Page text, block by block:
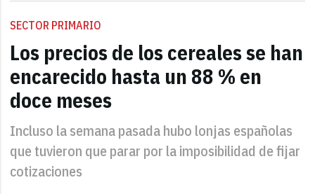
SECTOR PRIMARIO
Los precios de los cereales se han
encarecido hasta un 88 % en
doce meses
Incluso la semana pasada hubo lonjas españolas
que tuvieron que parar por la imposibilidad de fijar
cotizaciones